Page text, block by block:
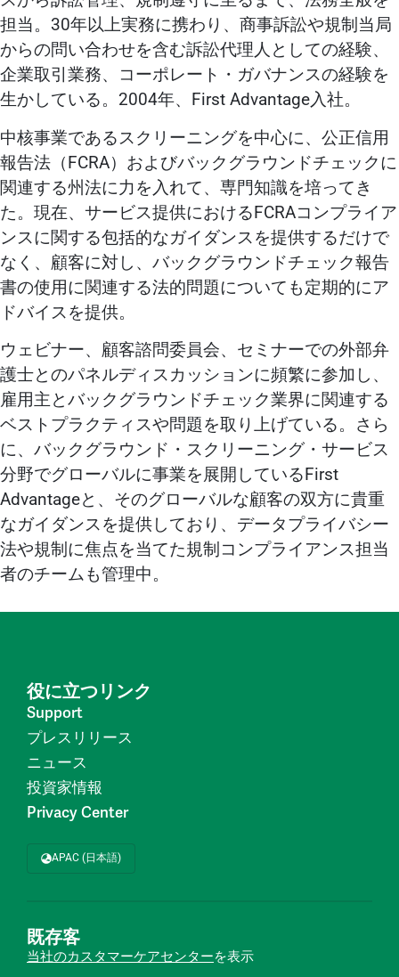
担当。30年以上実務に携わり、商事訴訟や規制当局
からの問い合わせを含む訴訟代理人としての経験、
企業取引業務、コーポレート・ガバナンスの経験を
生かしている。2004年、First Advantage入社。
中核事業であるスクリーニングを中心に、公正信用
報告法（FCRA）およびバックグラウンドチェックに
関連する州法に力を入れて、専門知識を培ってき
た。現在、サービス提供におけるFCRAコンプライア
ンスに関する包括的なガイダンスを提供するだけで
なく、顧客に対し、バックグラウンドチェック報告
書の使用に関連する法的問題についても定期的にア
ドバイスを提供。
ウェビナー、顧客諮問委員会、セミナーでの外部弁
護士とのパネルディスカッションに頻繁に参加し、
雇用主とバックグラウンドチェック業界に関連する
ベストプラクティスや問題を取り上げている。さら
に、バックグラウンド・スクリーニング・サービス
分野でグローバルに事業を展開しているFirst
Advantageと、そのグローバルな顧客の双方に貴重
なガイダンスを提供しており、データプライバシー
法や規制に焦点を当てた規制コンプライアンス担当
者のチームも管理中。
役に立つリンク
Support
プレスリリース
ニュース
投資家情報
Privacy Center
APAC (日本語)
既存客
当社のカスタマーケアセンターを表示